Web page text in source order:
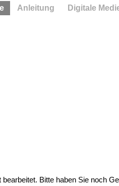
Bitte haben Sie noch
Anleitung Digitale